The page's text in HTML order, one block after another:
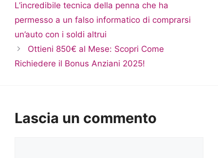
L’incredibile tecnica della penna che ha
permesso a un falso informatico di comprarsi
un’auto con i soldi altrui
Ottieni 850€ al Mese: Scopri Come
Richiedere il Bonus Anziani 2025!
Lascia un commento